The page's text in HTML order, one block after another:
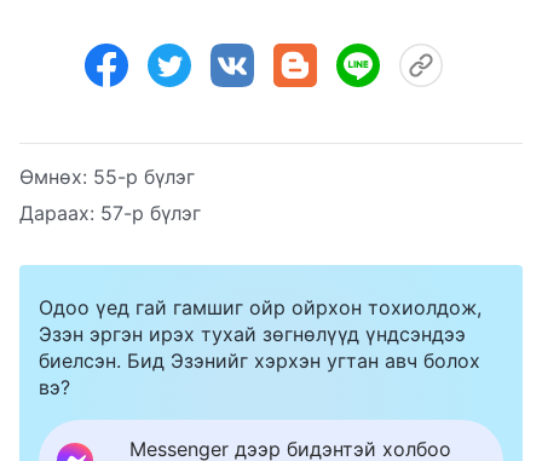
Өмнөх: 55-р бүлэг
Дараах: 57-р бүлэг
Одоо үед гай гамшиг ойр ойрхон тохиолдож,
Эзэн эргэн ирэх тухай зөгнөлүүд үндсэндээ
биелсэн. Бид Эзэнийг хэрхэн угтан авч болох
вэ?
Messenger дээр бидэнтэй холбоо